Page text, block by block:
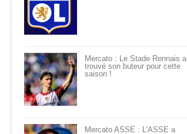
Mercato : Le Stade Rennais a
trouvé son buteur pour cette
saison !
Mercato ASSE : L’ASSE a